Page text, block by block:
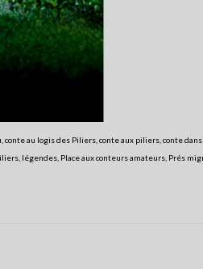
conte au logis des Piliers conte aux piliers conte
légendes Place aux conteurs amateurs Prés